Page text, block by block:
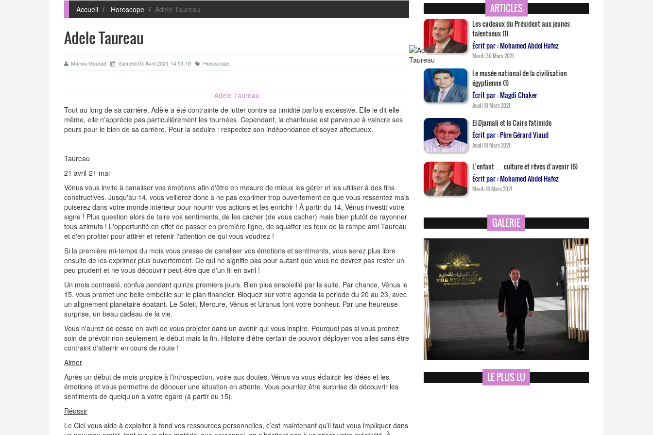
Accueil Horoscope Adele Taureau
Adele Taureau
Marwa Mourad Samedi 03 Avril 2021-14:51:18 Horoscope
Adele Taureau
Tout au long de sa carrière, Adèle a été contrainte de lutter contre sa timidité parfois excessive. Elle le dit elle-
même, elle n’apprécie pas particulièrement les tournées. Cependant, la chanteuse est parvenue à vaincre ses
peurs pour le bien de sa carrière. Pour la séduire : respectez son indépendance et soyez affectueux.
Taureau
21 avril-21 mai
Vénus vous invite à canaliser vos émotions afin d'être en mesure de mieux les gérer et les utiliser à des fins
constructives. Jusqu'au 14, vous veillerez donc à ne pas exprimer trop ouvertement ce que vous ressentez mais
puiserez dans votre monde intérieur pour nourrir vos actions et les enrichir ! À partir du 14, Vénus investit votre
signe ! Plus question alors de taire vos sentiments, de les cacher (de vous cacher) mais bien plutôt de rayonner
tous azimuts ! L'opportunité en effet de passer en première ligne, de squatter les feux de la rampe ami Taureau
et d'en profiter pour attirer et retenir l'attention de qui vous voudrez !
Si la première mi-temps du mois vous presse de canaliser vos émotions et sentiments, vous serez plus libre
ensuite de les exprimer plus ouvertement. Ce qui ne signifie pas pour autant que vous ne devrez pas rester un
peu prudent et ne vous découvrir peut-être que d'un fil en avril !
Un mois contrasté, confus pendant quinze premiers jours. Bien plus ensoleillé par la suite. Par chance, Vénus le
15, vous promet une belle embellie sur le plan financier. Bloquez sur votre agenda la période du 20 au 23, avec
un alignement planétaire épatant. Le Soleil, Mercure, Vénus et Uranus font votre bonheur. Par une heureuse
surprise, un beau cadeau de la vie.
Vous n'aurez de cesse en avril de vous projeter dans un avenir qui vous inspire. Pourquoi pas si vous prenez
soin de prévoir non seulement le début mais la fin. Histoire d'être certain de pouvoir déployer vos ailes sans être
contraint d'atterrir en cours de route !
Aimer
Après un début de mois propice à l’introspection, voire aux doutes, Vénus va vous éclaircir les idées et les
émotions et vous permettre de dénouer une situation en attente. Vous pourriez être surprise de découvrir les
sentiments de quelqu’un à votre égard (à partir du 15).
Réussir
Le Ciel vous aide à exploiter à fond vos ressources personnelles, c’est maintenant qu’il faut vous impliquer dans
ARTICLES
Les cadeaux du Président aux jeunes
talentueux (1)
Écrit par : Mohamed Abdel Hafez
Mardi 30 Mars 2021
Le musée national de la civilisation
égyptienne (1)
Écrit par : Magdi Chaker
Jeudi 18 Mars 2021
El-Djamali et le Caire fatimide
Écrit par : Père Gérard Viaud
Jeudi 18 Mars 2021
L’enfant … culture et rêves d’avenir (6)
Écrit par : Mohamed Abdel Hafez
Mardi 16 Mars 2021
GALERIE
LE PLUS LU